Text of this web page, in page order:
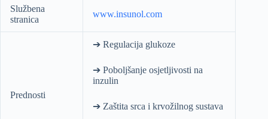
Službena
stranica
www.insunol.com
Prednosti
➔ Regulacija glukoze
➔ Poboljšanje osjetljivosti na
inzulin
➔ Zaštita srca i krvožilnog sustava